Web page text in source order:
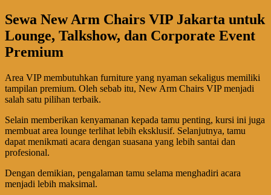
Sewa New Arm Chairs VIP Jakarta untuk
Lounge, Talkshow, dan Corporate Event
Premium
Area VIP membutuhkan furniture yang nyaman sekaligus memiliki
tampilan premium. Oleh sebab itu, New Arm Chairs VIP menjadi
salah satu pilihan terbaik.
Selain memberikan kenyamanan kepada tamu penting, kursi ini juga
membuat area lounge terlihat lebih eksklusif. Selanjutnya, tamu
dapat menikmati acara dengan suasana yang lebih santai dan
profesional.
Dengan demikian, pengalaman tamu selama menghadiri acara
menjadi lebih maksimal.